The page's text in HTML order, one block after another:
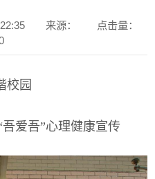
来源：
点击量：
校园
吾”心理健康宣传